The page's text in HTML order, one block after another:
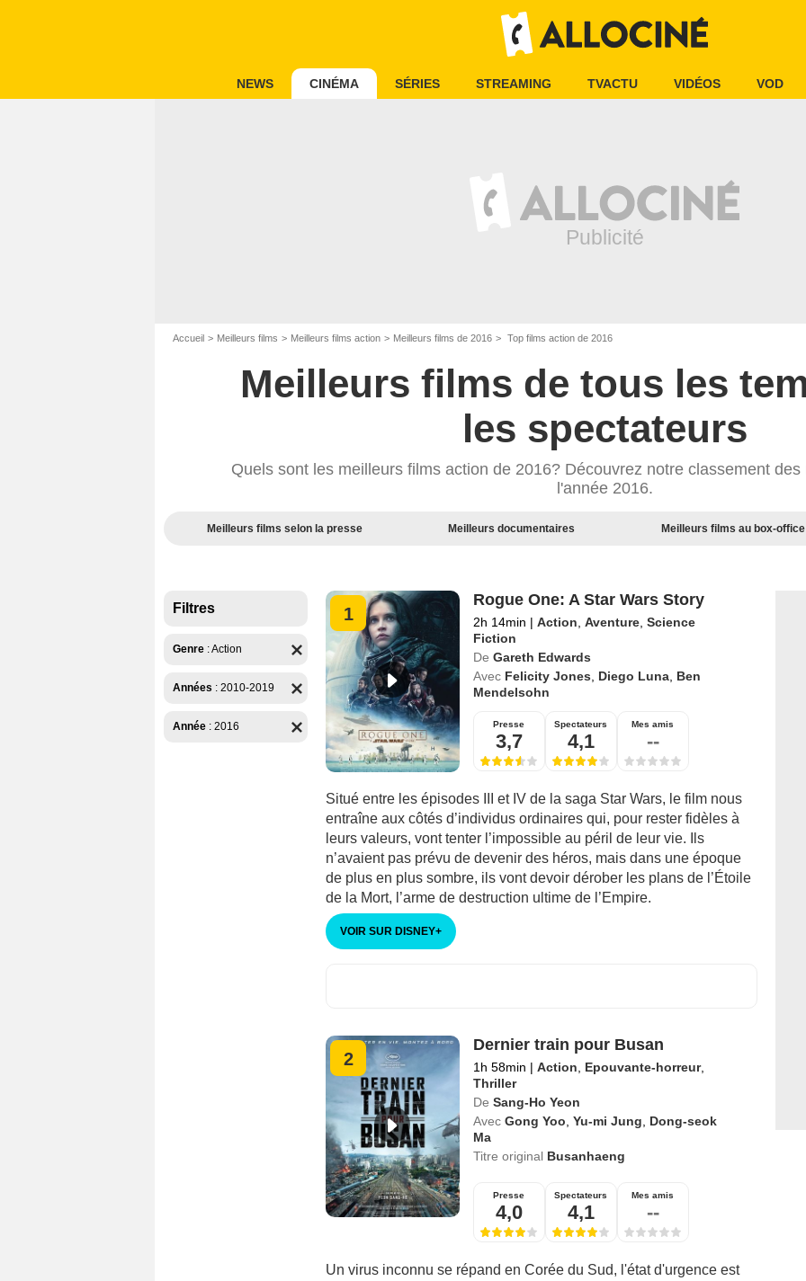
NEWS CINÉMA SÉRIES STREAMING TVACTU VIDÉOS VOD
Accueil Meilleurs films Meilleurs films action Meilleurs films de 2016 Top films action de 2016
Meilleurs films de tous les
les spectateurs
Quels sont les meilleurs films action de 2016? Découvrez notre classement
l'année 2016.
Meilleurs films selon la presse Meilleurs documentaires Meilleurs films au box-office
Filtres
Genre :Action
Années : 2010-2019
Année : 2016
1
Rogue One: A Star Wars Story
2h 14min | Action Aventure, Science
Fiction
De Gareth Edwards
Avec Felicity Jones Diego Luna, Ben
Mendelsohn
Presse
3,7
Spectateurs
4,1
Mes amis
--
Situé entre les épisodes III et IV de la saga Star Wars, le film nous
entraîne aux côtés d’individus ordinaires qui, pour rester fidèles à
leurs valeurs, vont tenter l’impossible au péril de leur vie. Ils
n’avaient pas prévu de devenir des héros, mais dans une époque
de plus en plus sombre, ils vont devoir dérober les plans de l’Étoile
de la Mort, l’arme de destruction ultime de l’Empire.
VOIR SUR DISNEY+
2
Dernier train pour Busan
1h 58min | Action Epouvante-horreur,
Thriller
De Sang-Ho Yeon
Avec Gong Yoo Yu-mi Jung
Dong-seok
Ma
Titre original Busanhaeng
Presse
4,0
Spectateurs
4,1
Mes amis
--
Un virus inconnu se répand en Corée du Sud, l'état d'urgence est